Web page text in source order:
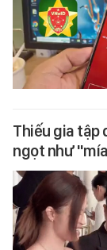
Thiếu gia tập
ngọt như